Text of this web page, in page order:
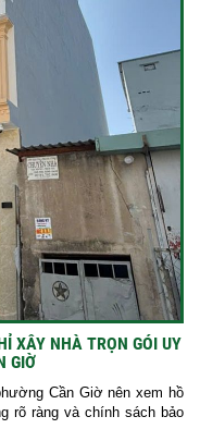
XÂY NHÀ TRỌN GÓI UY
GIỜ
Cần Giờ nên xem hồ
rõ ràng và chính sách bảo